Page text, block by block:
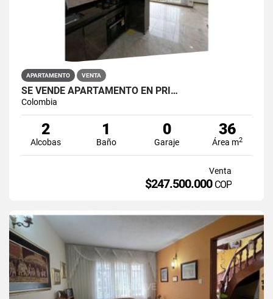
APARTAMENTO VENTA
SE VENDE APARTAMENTO EN PRI…
Colombia
2
Alcobas
1
Baño
0
Garaje
36
Área m2
Venta
$247.500.000 COP